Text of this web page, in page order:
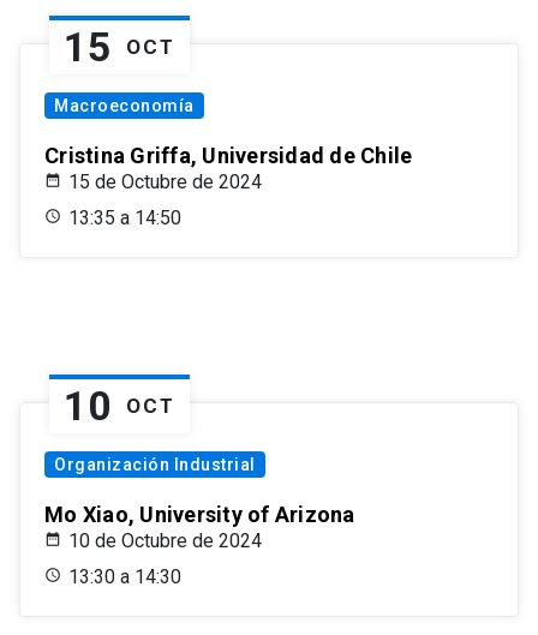
15 OCT
Macroeconomía
Cristina Griffa, Universidad de Chile
15 de Octubre de 2024
13:35 a 14:50
10 OCT
Organización Industrial
Mo Xiao, University of Arizona
10 de Octubre de 2024
13:30 a 14:30